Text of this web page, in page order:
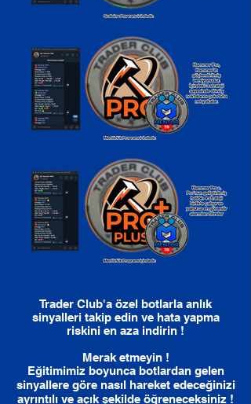
Trader Club'a özel botlarla anlık
sinyalleri takip edin ve hata yapma
riskini en aza indirin !
Merak etmeyin !
Eğitimimiz boyunca botlardan gelen
sinyallere göre nasıl hareket edeceğinizi
ayrıntılı ve açık şekilde öğreneceksiniz !